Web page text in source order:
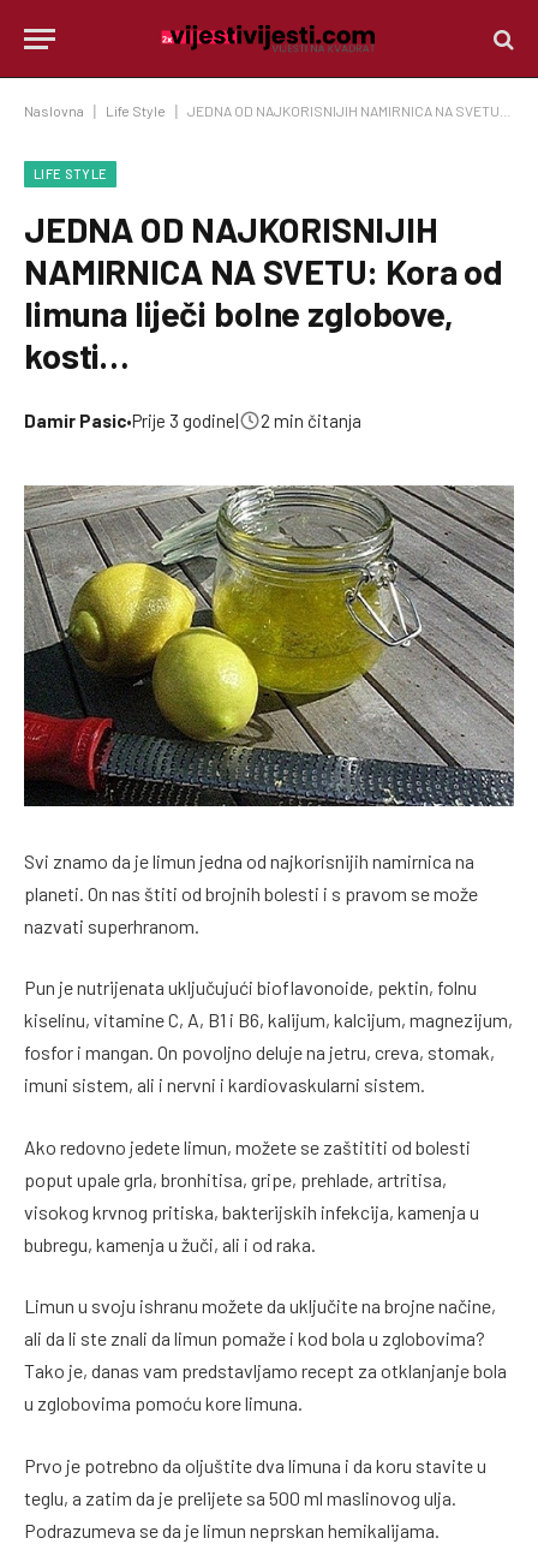
Naslovna Life Style JEDNA OD NAJKORISNIJIH NAMIRNICA NA SVETU: Kora od limuna liječi bolne zglobove, kosti…
LIFE STYLE
JEDNA OD NAJKORISNIJIH
NAMIRNICA NA SVETU: Kora od
limuna liječi bolne zglobove,
kosti…
Damir Pasic•Prije 3 godine| 2 min čitanja
Svi znamo da je limun jedna od najkorisnijih namirnica na
planeti. On nas štiti od brojnih bolesti i s pravom se može
nazvati superhranom.
Pun je nutrijenata uključujući bioflavonoide, pektin, folnu
kiselinu, vitamine C, A, B1 i B6, kalijum, kalcijum, magnezijum,
fosfor i mangan. On povoljno deluje na jetru, creva, stomak,
imuni sistem, ali i nervni i kardiovaskularni sistem.
Ako redovno jedete limun, možete se zaštititi od bolesti
poput upale grla, bronhitisa, gripe, prehlade, artritisa,
visokog krvnog pritiska, bakterijskih infekcija, kamenja u
bubregu, kamenja u žuči, ali i od raka.
Limun u svoju ishranu možete da uključite na brojne načine,
ali da li ste znali da limun pomaže i kod bola u zglobovima?
Tako je, danas vam predstavljamo recept za otklanjanje bola
u zglobovima pomoću kore limuna.
Prvo je potrebno da oljuštite dva limuna i da koru stavite u
teglu, a zatim da je prelijete sa 500 ml maslinovog ulja.
Podrazumeva se da je limun neprskan hemikalijama.